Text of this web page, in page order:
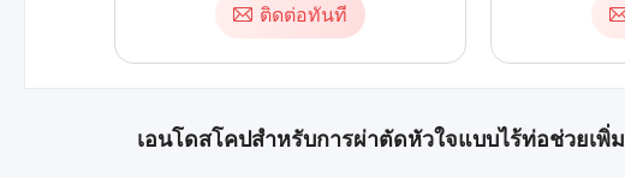
ติดต่อทันที
เอนโดสโคปสำหรับการผ่าตัดหัวใจแบบไร้ท่อช่วยเพิ่